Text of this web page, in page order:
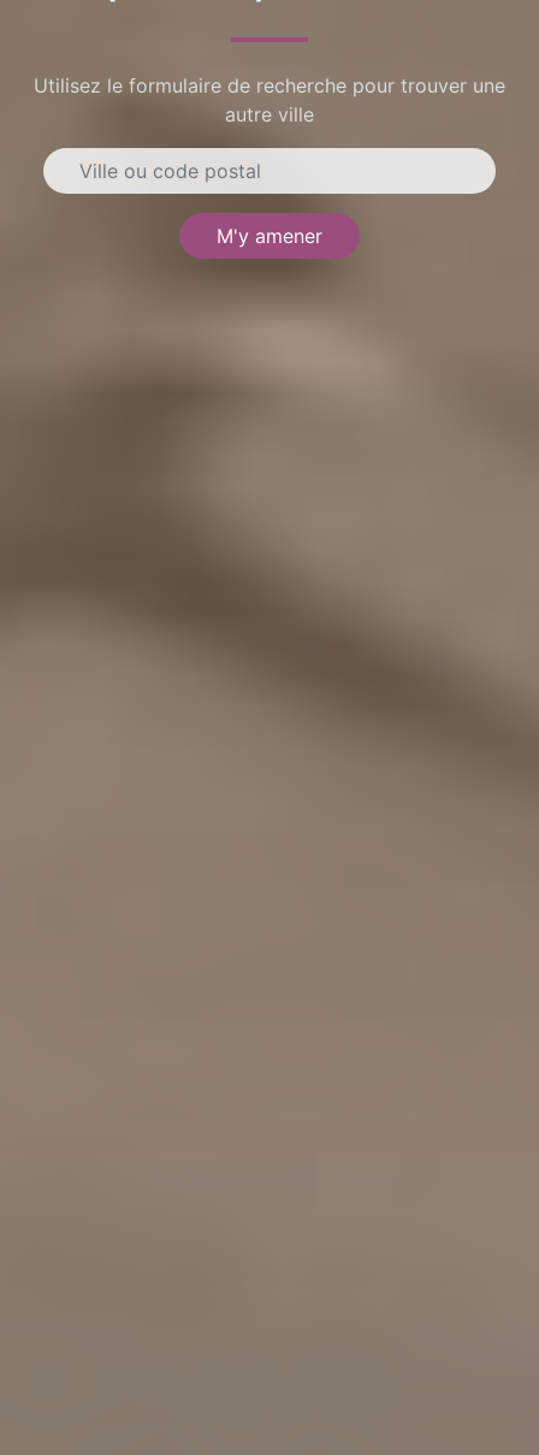
Utilisez le formulaire de recherche pour trouver une
autre ville
M'y amener